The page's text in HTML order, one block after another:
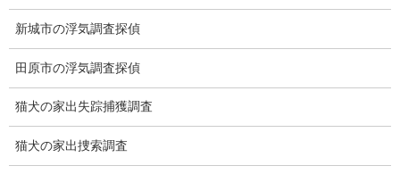
ワンストップサービス
新城市の浮気調査探偵
田原市の浮気調査探偵
猫犬の家出失踪捕獲調査
猫犬の家出捜索調査